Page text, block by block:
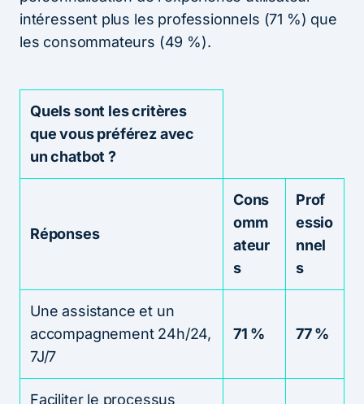
intéressent plus les professionnels (71 %) que
les consommateurs (49 %).
Quels sont les critères
que vous préférez avec
un chatbot ?
Réponses
Cons
omm
ateur
s
Prof
essio
nnel
s
Une assistance et un
accompagnement 24h/24,
7J/7
71 % 77 %
Faciliter le processus